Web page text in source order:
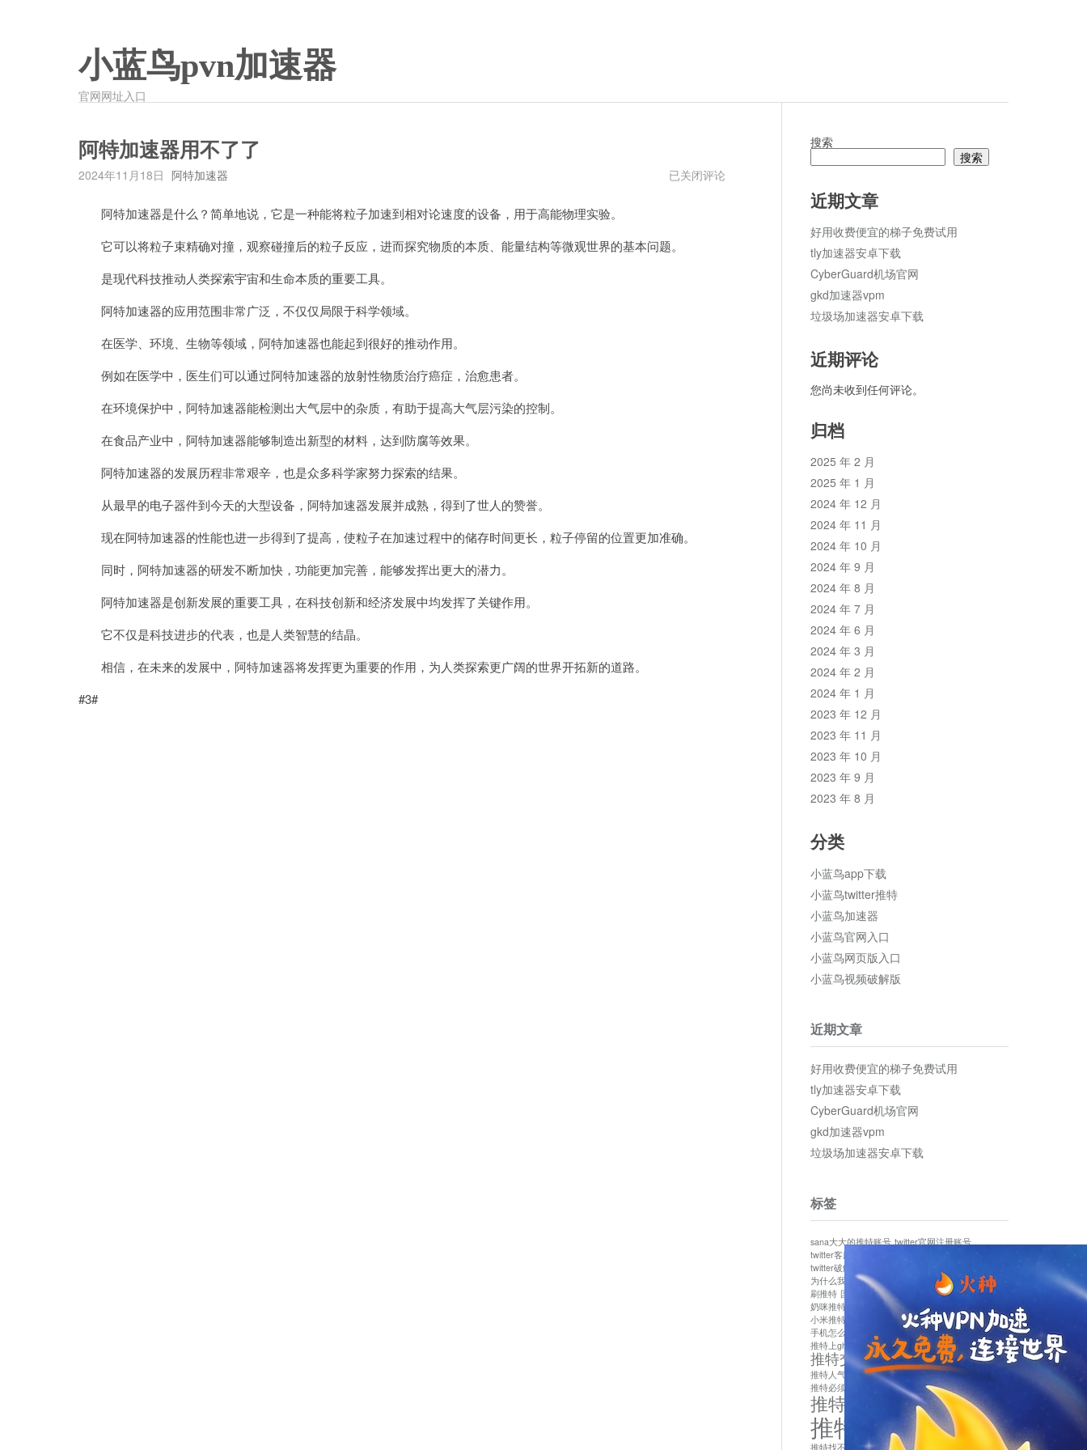
小蓝鸟pvn加速器
官网网址入口
阿特加速器用不了了
2024年11月18日 阿特加速器
阿
用
不
已关闭评论
阿特加速器是什么？简单地说，它是一种能将粒子加速到相对论速度的设备，用于高能物理实验。
它可以将粒子束精确对撞，观察碰撞后的粒子反应，进而探究物质的本质、能量结构等微观世界的基本问题。
是现代科技推动人类探索宇宙和生命本质的重要工具。
阿特加速器的应用范围非常广泛，不仅仅局限于科学领域。
在医学、环境、生物等领域，阿特加速器也能起到很好的推动作用。
例如在医学中，医生们可以通过阿特加速器的放射性物质治疗癌症，治愈患者。
在环境保护中，阿特加速器能检测出大气层中的杂质，有助于提高大气层污染的控制。
在食品产业中，阿特加速器能够制造出新型的材料，达到防腐等效果。
阿特加速器的发展历程非常艰辛，也是众多科学家努力探索的结果。
从最早的电子器件到今天的大型设备，阿特加速器发展并成熟，得到了世人的赞誉。
现在阿特加速器的性能也进一步得到了提高，使粒子在加速过程中的储存时间更长，粒子停留的位置更加准确。
同时，阿特加速器的研发不断加快，功能更加完善，能够发挥出更大的潜力。
阿特加速器是创新发展的重要工具，在科技创新和经济发展中均发挥了关键作用。
它不仅是科技进步的代表，也是人类智慧的结晶。
相信，在未来的发展中，阿特加速器将发挥更为重要的作用，为人类探索更广阔的世界开拓新的道路。
#3#
搜索
搜索
近期文章
好用收费便宜的梯子免费试用
tly加速器安卓下载
CyberGuard机场官网
gkd加速器vpm
垃圾场加速器安卓下载
近期评论
您尚未收到任何评论。
归档
2025 年 2 月
2025 年 1 月
2024 年 12 月
2024 年 11 月
2024 年 10 月
2024 年 9 月
2024 年 8 月
2024 年 7 月
2024 年 6 月
2024 年 3 月
2024 年 2 月
2024 年 1 月
2023 年 12 月
2023 年 11 月
2023 年 10 月
2023 年 9 月
2023 年 8 月
分类
小蓝鸟app下载
小蓝鸟twitter推特
小蓝鸟加速器
小蓝鸟官网入口
小蓝鸟网页版入口
小蓝鸟视频破解版
近期文章
好用收费便宜的梯子免费试用
tly加速器安卓下载
CyberGuard机场官网
gkd加速器vpm
垃圾场加速器安卓下载
标签
sana大大的推特账号 twitter官网注册账号
twitter客服
twitter破解版下载
为什么我推特无法保存设置
作者sana推特是什么
刷推特 国内为什么不能用twitter 国内能用twitter吗
奶咪推特
如何找回推特密码
小米推特闪退是怎么回事 怎么看推特上的视频
手机怎么注册推特账号
推特devil
推特上ghs的女博主
推特交友软件app下载
推特人气萌货小蔡头喵喵喵 推特实名制
推特必须用外网吗
推特怎么取消关联手机号
推特怎么看敏感内容苹果
推特找不到账号 推特注册必须要手机号